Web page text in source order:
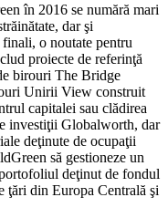
în 2016 se numără mari
dar şi
o noutate pentru
proiecte de referinţă
birouri The Bridge
Unirii View construit
capitalei sau clădirea
investiţii Globalworth, dar
deţinute de ocupaţii
să gestioneze un
deţinut de fondul
ţări din Europa Centrală şi